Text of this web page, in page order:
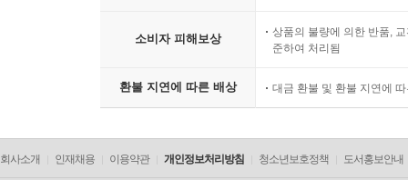
소비자 피해보상
상품의 불량에 의한 반품,
준하여 처리됨
환불 지연에 따른 배상 대금 환불 및 환불 지연에
회사소개 인재채용 이용약관 개인정보처리방침 청소년보호정책 도서홍보안내